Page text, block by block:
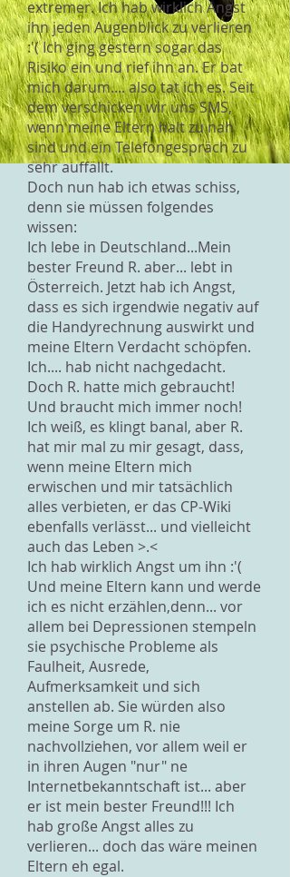
extremer. Ich hab wirklich Angst
ihn jeden Augenblick zu verlieren
:'( Ich ging gestern sogar das
Risiko ein und rief ihn an. Er bat
mich darum.... also tat ich es. Seit
dem verschicken wir uns SMS,
wenn meine Eltern halt zu nah
sind und ein Telefongespräch zu
sehr auffällt.
Doch nun hab ich etwas schiss,
denn sie müssen folgendes
wissen:
Ich lebe in Deutschland...Mein
bester Freund R. aber... lebt in
Österreich. Jetzt hab ich Angst,
dass es sich irgendwie negativ auf
die Handyrechnung auswirkt und
meine Eltern Verdacht schöpfen.
Ich.... hab nicht nachgedacht.
Doch R. hatte mich gebraucht!
Und braucht mich immer noch!
Ich weiß, es klingt banal, aber R.
hat mir mal zu mir gesagt, dass,
wenn meine Eltern mich
erwischen und mir tatsächlich
alles verbieten, er das CP-Wiki
ebenfalls verlässt... und vielleicht
auch das Leben >.<
Ich hab wirklich Angst um ihn :'(
Und meine Eltern kann und werde
ich es nicht erzählen,denn... vor
allem bei Depressionen stempeln
sie psychische Probleme als
Faulheit, Ausrede,
Aufmerksamkeit und sich
anstellen ab. Sie würden also
meine Sorge um R. nie
nachvollziehen, vor allem weil er
in ihren Augen "nur" ne
Internetbekanntschaft ist... aber
er ist mein bester Freund!!! Ich
hab große Angst alles zu
verlieren... doch das wäre meinen
Eltern eh egal.